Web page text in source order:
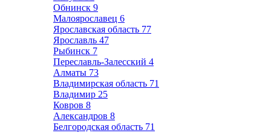
Обнинск 9
Малоярославец 6
Ярославская область 77
Ярославль 47
Рыбинск 7
Переславль-Залесский 4
Алматы 73
Владимирская область 71
Владимир 25
Ковров 8
Александров 8
Белгородская область 71